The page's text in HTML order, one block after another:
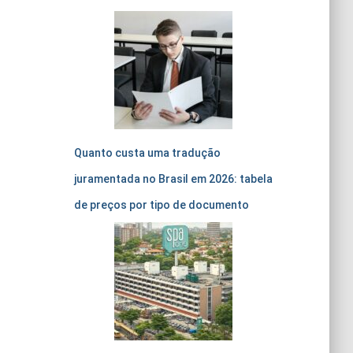
Quanto custa uma tradução
juramentada no Brasil em 2026: tabela
de preços por tipo de documento